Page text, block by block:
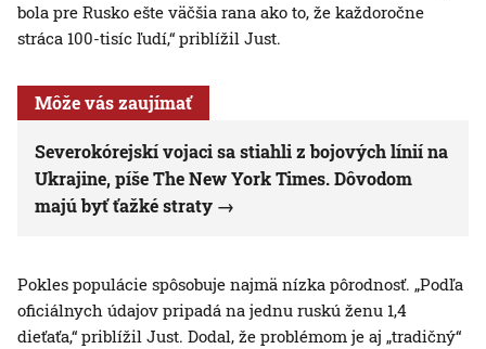
bola pre Rusko ešte väčšia rana ako to, že každoročne
stráca 100-tisíc ľudí,“ priblížil Just.
Môže vás zaujímať
Severokórejskí vojaci sa stiahli z bojových línií na
Ukrajine, píše The New York Times. Dôvodom
majú byť ťažké straty
Pokles populácie spôsobuje najmä nízka pôrodnosť. „Podľa
oficiálnych údajov pripadá na jednu ruskú ženu 1,4
dieťaťa,“ priblížil Just. Dodal, že problémom je aj „tradičný“